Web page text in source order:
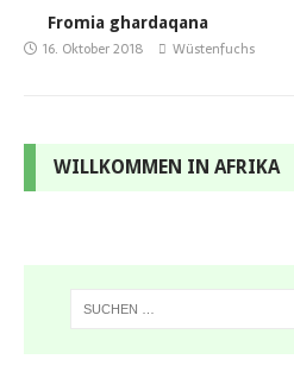
Fromia ghardaqana
16. Oktober 2018 Wüstenfuchs
WILLKOMMEN IN AFRIKA